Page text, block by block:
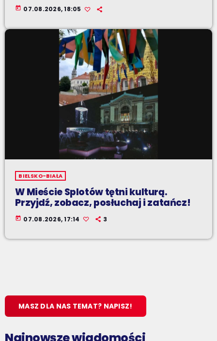
today 07.08.2026, 18:05
BIELSKO-BIAŁA
W Mieście Splotów tętni kulturą.
Przyjdź, zobacz, posłuchaj i zatańcz!
today 07.08.2026, 17:14 3
MASZ DLA NAS TEMAT? NAPISZ!
Najnowsze wiadomości